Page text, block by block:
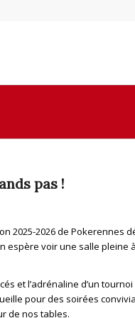
pas !
2025-2026 de Pokerennes
espère voir une salle pleine
et l’adrénaline d’un
pour des soirées
de nos tables.